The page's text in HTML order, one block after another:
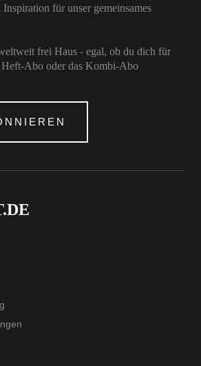
für unser gemeinsames
frei Haus - egal, ob du dich für
Abo oder das Kombi-Abo